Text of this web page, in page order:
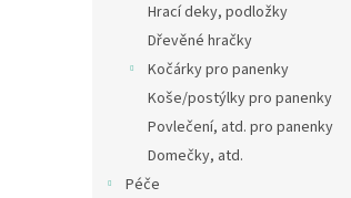
Hrací deky, podložky
Dřevěné hračky
Kočárky pro panenky
Koše/postýlky pro panenky
Povlečení, atd. pro panenky
Domečky, atd.
Péče